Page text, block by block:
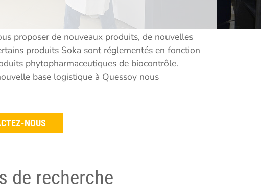
proposer de nouveaux produits, de nouvelles
produits Soka sont réglementés en fonction
phytopharmaceutiques de biocontrôle.
base logistique à Quessoy nous
NOUS
de recherche